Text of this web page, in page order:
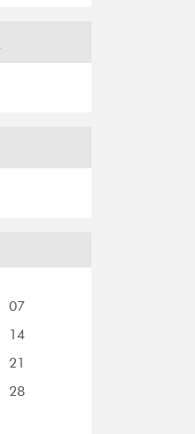
07
14
21
28